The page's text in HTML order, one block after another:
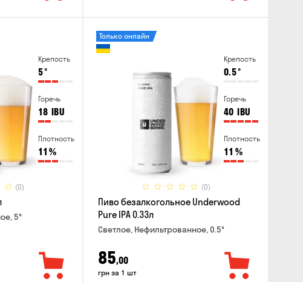
Крепость
5°
Горечь
18 IBU
Плотность
11 %
(0)
5°
Крепость
0.5°
Горечь
40 IBU
Плотность
11 %
(0)
Только онлайн
Пиво безалкогольное Underwood
Pure IPA 0.33л
Светлое, Нефильтрованное, 0.5°
85,00
грн за 1 шт